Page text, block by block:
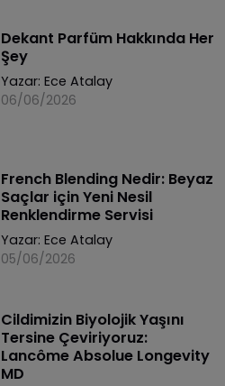
Dekant Parfüm Hakkında Her
Şey
Yazar: Ece Atalay
06/06/2026
French Blending Nedir: Beyaz
Saçlar için Yeni Nesil
Renklendirme Servisi
Yazar: Ece Atalay
05/06/2026
Cildimizin Biyolojik Yaşını
Tersine Çeviriyoruz:
Lancôme Absolue Longevity
MD